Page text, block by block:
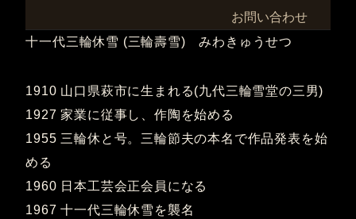
お問い合わせ
十一代三輪休雪 (三輪壽雪) みわきゅうせつ
1910 山口県萩市に生まれる(九代三輪雪堂の三男)
1927 家業に従事し、作陶を始める
1955 三輪休と号。三輪節夫の本名で作品発表を始
める
1960 日本工芸会正会員になる
1967 十一代三輪休雪を襲名